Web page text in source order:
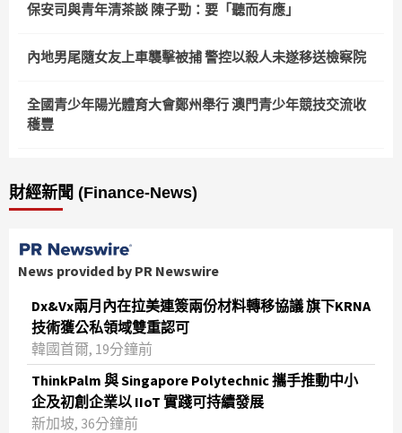
保安司與青年清茶談 陳子勁：要「聽而有應」
內地男尾隨女友上車襲擊被捕 警控以殺人未遂移送檢察院
全國青少年陽光體育大會鄭州舉行 澳門青少年競技交流收
穫豐
財經新聞 (Finance-News)
News provided by PR Newswire
Dx&Vx兩月內在拉美連簽兩份材料轉移協議 旗下KRNA
技術獲公私領域雙重認可
韓國首爾, 19分鐘前
ThinkPalm 與 Singapore Polytechnic 攜手推動中小
企及初創企業以 IIoT 實踐可持續發展
新加坡, 36分鐘前